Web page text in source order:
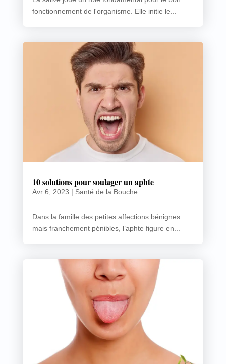
fonctionnement de l'organisme. Elle initie le...
10 solutions pour soulager un aphte
Avr 6, 2023 | Santé de la Bouche
Dans la famille des petites affections bénignes
mais franchement pénibles, l’aphte figure en...